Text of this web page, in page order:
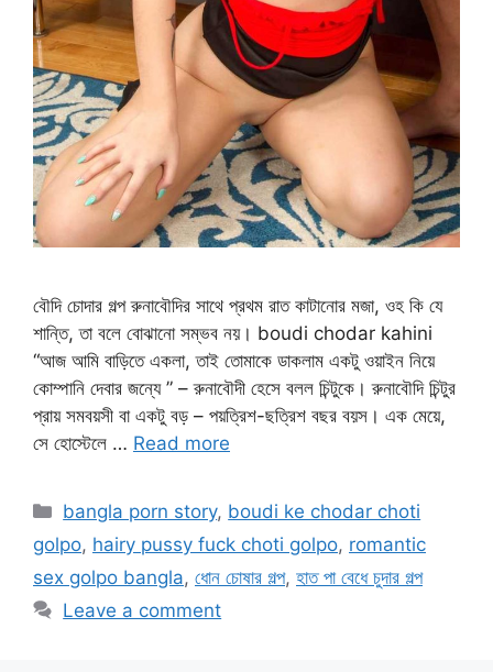
বৌদি চোদার গল্প রুনাবৌদির সাথে প্রথম রাত কাটানোর মজা, ওহ কি যে
শান্তি, তা বলে বোঝানো সম্ভব নয়। boudi chodar kahini
“আজ আমি বাড়িতে একলা, তাই তোমাকে ডাকলাম একটু ওয়াইন নিয়ে
কোম্পানি দেবার জন্যে ” – রুনাবৌদী হেসে বলল চিন্টুকে। রুনাবৌদি চিন্টুর
প্রায় সমবয়সী বা একটু বড় – পয়ত্রিশ-ছত্রিশ বছর বয়স। এক মেয়ে,
সে হোস্টেলে … Read more
Categories
bangla porn story, boudi ke chodar choti
golpo, hairy pussy fuck choti golpo, romantic
sex golpo bangla, ধোন চোষার গল্প, হাত পা বেধে চুদার গল্প
Leave a comment